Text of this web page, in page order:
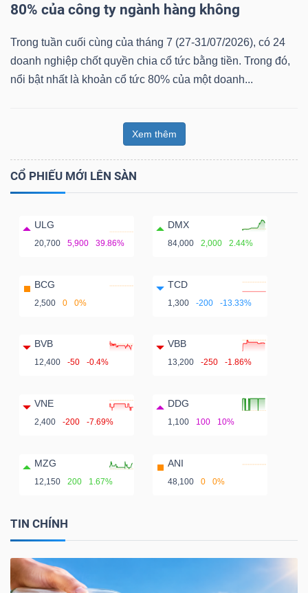
80% của công ty ngành hàng không
Trong tuần cuối cùng của tháng 7 (27-31/07/2026), có 24
doanh nghiệp chốt quyền chia cổ tức bằng tiền. Trong đó,
nổi bật nhất là khoản cổ tức 80% của một doanh...
Xem thêm
CỔ PHIẾU MỚI LÊN SÀN
ULG
20,700 5,900 39.86%
DMX
84,000 2,000 2.44%
BCG
2,500 0 0%
TCD
1,300 -200 -13.33%
BVB
12,400 -50 -0.4%
VBB
13,200 -250 -1.86%
VNE
2,400 -200 -7.69%
DDG
1,100 100 10%
MZG
12,150 200 1.67%
ANI
48,100 0 0%
TIN CHÍNH